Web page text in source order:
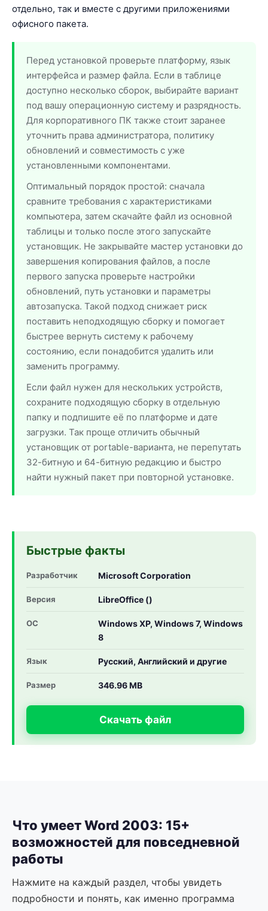
отдельно, так и вместе с другими приложениями
офисного пакета.
Перед установкой проверьте платформу, язык
интерфейса и размер файла. Если в таблице
доступно несколько сборок, выбирайте вариант
под вашу операционную систему и разрядность.
Для корпоративного ПК также стоит заранее
уточнить права администратора, политику
обновлений и совместимость с уже
установленными компонентами.
Оптимальный порядок простой: сначала
сравните требования с характеристиками
компьютера, затем скачайте файл из основной
таблицы и только после этого запускайте
установщик. Не закрывайте мастер установки до
завершения копирования файлов, а после
первого запуска проверьте настройки
обновлений, путь установки и параметры
автозапуска. Такой подход снижает риск
поставить неподходящую сборку и помогает
быстрее вернуть систему к рабочему
состоянию, если понадобится удалить или
заменить программу.
Если файл нужен для нескольких устройств,
сохраните подходящую сборку в отдельную
папку и подпишите её по платформе и дате
загрузки. Так проще отличить обычный
установщик от portable-варианта, не перепутать
32-битную и 64-битную редакцию и быстро
найти нужный пакет при повторной установке.
Быстрые факты
Разработчик Microsoft Corporation
Версия LibreOffice ()
ОС
Windows XP, Windows 7, Windows
8
Язык Русский, Английский и другие
Размер 346.96 MB
Скачать файл
Что умеет Word 2003: 15+
возможностей для повседневной
работы
Нажмите на каждый раздел, чтобы увидеть
подробности и понять, как именно программа